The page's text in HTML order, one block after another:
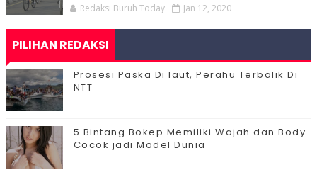
Redaksi Buruh Today Jan 12, 2020
PILIHAN REDAKSI
Prosesi Paska Di laut, Perahu Terbalik Di
NTT
5 Bintang Bokep Memiliki Wajah dan Body
Cocok jadi Model Dunia